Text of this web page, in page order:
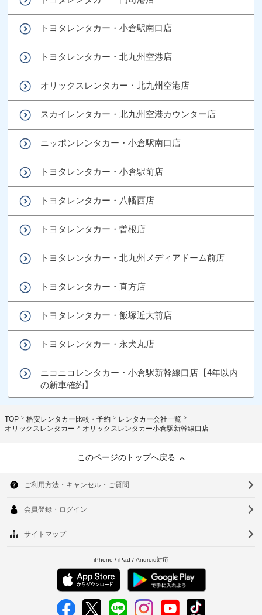
トヨタレンタカー・小倉駅南口店
トヨタレンタカー・北九州空港店
オリックスレンタカー・北九州空港店
スカイレンタカー・北九州空港カウンター店
ニッポンレンタカー・小倉駅南口店
トヨタレンタカー・小倉駅前店
トヨタレンタカー・八幡西店
トヨタレンタカー・曽根店
トヨタレンタカー・北九州メディアドーム前店
トヨタレンタカー・直方店
トヨタレンタカー・飯塚近大前店
トヨタレンタカー・永犬丸店
ニコニコレンタカー・小倉駅新幹線口店【4年以内
の新車確約】
TOP 格安レンタカー比較・予約
レンタカー会社一覧
オリックスレンタカー
オリックスレンタカー小倉駅新幹線口店
このページのトップへ戻る